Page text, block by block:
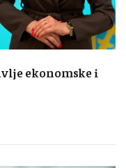
ekonomske i